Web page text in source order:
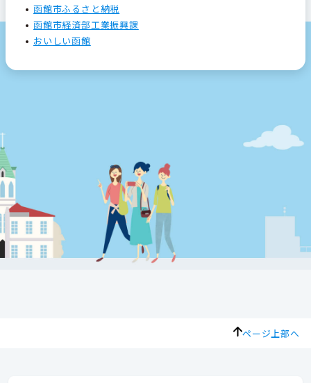
函館市ふるさと納税
函館市経済部工業振興課
おいしい函館
ページ上部へ